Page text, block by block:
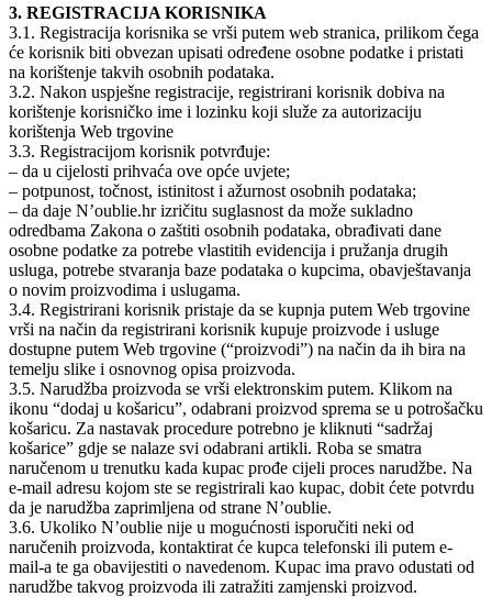
3. REGISTRACIJA KORISNIKA
3.1. Registracija korisnika se vrši putem web stranica, prilikom čega
će korisnik biti obvezan upisati određene osobne podatke i pristati
na korištenje takvih osobnih podataka.
3.2. Nakon uspješne registracije, registrirani korisnik dobiva na
korištenje korisničko ime i lozinku koji služe za autorizaciju
korištenja Web trgovine
3.3. Registracijom korisnik potvrđuje:
– da u cijelosti prihvaća ove opće uvjete;
– potpunost, točnost, istinitost i ažurnost osobnih podataka;
– da daje N’oublie.hr izričitu suglasnost da može sukladno
odredbama Zakona o zaštiti osobnih podataka, obrađivati dane
osobne podatke za potrebe vlastitih evidencija i pružanja drugih
usluga, potrebe stvaranja baze podataka o kupcima, obavještavanja
o novim proizvodima i uslugama.
3.4. Registrirani korisnik pristaje da se kupnja putem Web trgovine
vrši na način da registrirani korisnik kupuje proizvode i usluge
dostupne putem Web trgovine (“proizvodi”) na način da ih bira na
temelju slike i osnovnog opisa proizvoda.
3.5. Narudžba proizvoda se vrši elektronskim putem. Klikom na
ikonu “dodaj u košaricu”, odabrani proizvod sprema se u potrošačku
košaricu. Za nastavak procedure potrebno je kliknuti “sadržaj
košarice” gdje se nalaze svi odabrani artikli. Roba se smatra
naručenom u trenutku kada kupac prođe cijeli proces narudžbe. Na
e-mail adresu kojom ste se registrirali kao kupac, dobit ćete potvrdu
da je narudžba zaprimljena od strane N’oublie.
3.6. Ukoliko N’oublie nije u mogućnosti isporučiti neki od
naručenih proizvoda, kontaktirat će kupca telefonski ili putem e-
mail-a te ga obavijestiti o navedenom. Kupac ima pravo odustati od
narudžbe takvog proizvoda ili zatražiti zamjenski proizvod.